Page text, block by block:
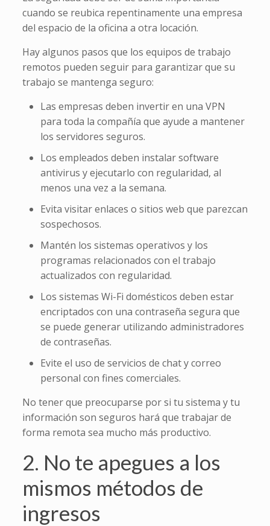
cuando se reubica repentinamente una empresa
del espacio de la oficina a otra locación.
Hay algunos pasos que los equipos de trabajo
remotos pueden seguir para garantizar que su
trabajo se mantenga seguro:
Las empresas deben invertir en una VPN
para toda la compañía que ayude a mantener
los servidores seguros.
Los empleados deben instalar software
antivirus y ejecutarlo con regularidad, al
menos una vez a la semana.
Evita visitar enlaces o sitios web que parezcan
sospechosos.
Mantén los sistemas operativos y los
programas relacionados con el trabajo
actualizados con regularidad.
Los sistemas Wi-Fi domésticos deben estar
encriptados con una contraseña segura que
se puede generar utilizando administradores
de contraseñas.
Evite el uso de servicios de chat y correo
personal con fines comerciales.
No tener que preocuparse por si tu sistema y tu
información son seguros hará que trabajar de
forma remota sea mucho más productivo.
2. No te apegues a los
mismos métodos de
ingresos